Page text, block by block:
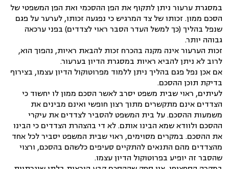
במסגרת ערעור ניתן לתקוף את הפן ההסכמי ואת הפן המשפטי של
הסכם ממון. זכותו של צד המרגיש כי נפגעה זכותו, לערער על פגם
שנפל בהליך (כך למשל העדר הסבר ראוי לצדדים) בפני ערכאה
גבוהה יותר.
זכות הערעור אינה מקנה בהכרח זכות להבאת ראיות, נהפוך הוא,
לרוב לא ניתן להביא ראיות במסגרת הדיון בערעור.
אם אכן נפל פגם בהליך ניתן ללמוד מפרוטוקול הדיון עצמו, בצירוף
בדיקת תוכן ההסכם.
לעיתים, ראוי שבית משפט יסרב לאשר הסכם ממון לו יחשוד כי
הצדדים אינם מתקשרים מתוך רצון חופשי ואינם מבינים את
משמעות ההסכם. על בית המשפט להסביר לצדדים את עיקרי
ההסכם ולוודא שמא הבינו אותם. לא די בהצהרת הצדדים כי הבינו
את ההסכם. במקרים מסוימים, ראוי שבית המשפט יסביר לכל אחד
מהצדדים מהם התנאים להתקיים סעיפים כלשהם בהסכם, ורצוי
שהסבר זה יופיע בפרוטוקול הדיון עצמו.